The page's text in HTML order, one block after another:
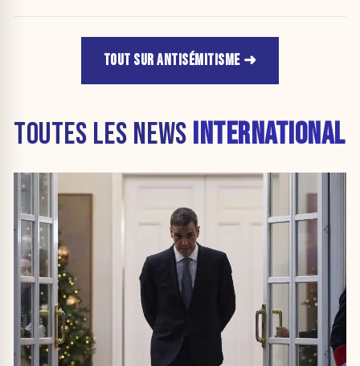
TOUT SUR ANTISÉMITISME
TOUTES LES NEWS INTERNATIONAL